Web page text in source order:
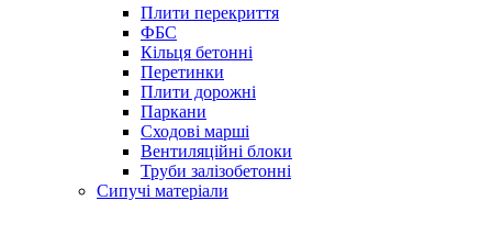
Плити перекриття
ФБС
Кільця бетонні
Перетинки
Плити дорожні
Паркани
Сходові марші
Вентиляційні блоки
Труби залізобетонні
Сипучі матеріали